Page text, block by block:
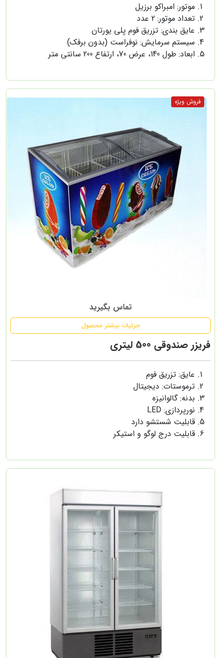
موتور: امبراکو برزیل
تعداد موتور: 2 عدد
عایق بندی: تزریق فوم پلی یورتان
سیستم سرمایش: نوفراست (بدون برفک)
ابعاد: طول 140، عرض 70، ارتفاع 200 سانتی متر
تماس بگیرید
جزئیات بیشتر محصول
فریزر صندوقی 500 لیتری
عایق: تزریق فوم
ترموستات: دیجیتال
بدنه: گالوانیزه
نورپردازی: LED
قابلیت شستشو دارد
قابلیت درج لوگو و استیکر